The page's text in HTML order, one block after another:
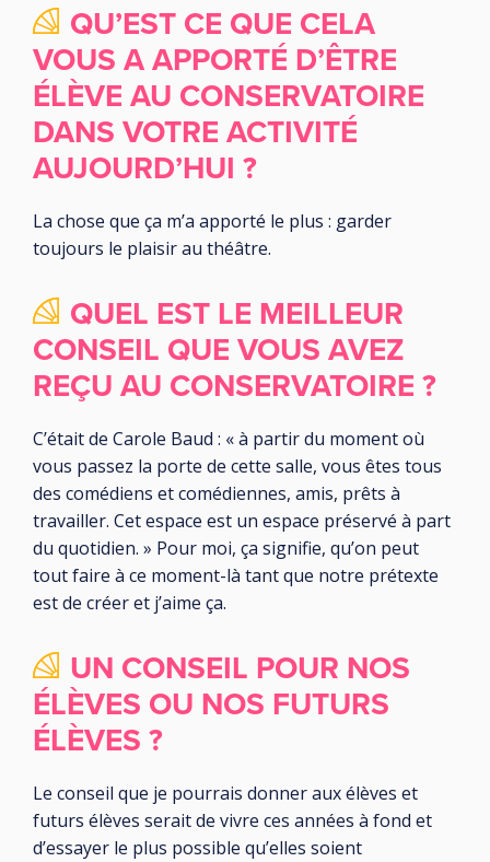
QU’EST CE QUE CELA
VOUS A APPORTÉ D’ÊTRE
ÉLÈVE AU CONSERVATOIRE
DANS VOTRE ACTIVITÉ
AUJOURD’HUI ?
La chose que ça m’a apporté le plus : garder
toujours le plaisir au théâtre.
QUEL EST LE MEILLEUR
CONSEIL QUE VOUS AVEZ
REÇU AU CONSERVATOIRE ?
C’était de Carole Baud : « à partir du moment où
vous passez la porte de cette salle, vous êtes tous
des comédiens et comédiennes, amis, prêts à
travailler. Cet espace est un espace préservé à part
du quotidien. » Pour moi, ça signifie, qu’on peut
tout faire à ce moment-là tant que notre prétexte
est de créer et j’aime ça.
UN CONSEIL POUR NOS
ÉLÈVES OU NOS FUTURS
ÉLÈVES ?
Le conseil que je pourrais donner aux élèves et
futurs élèves serait de vivre ces années à fond et
d’essayer le plus possible qu’elles soient